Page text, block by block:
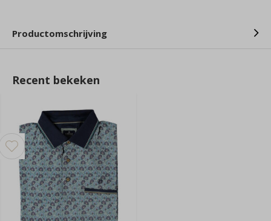
Productomschrijving
Recent bekeken